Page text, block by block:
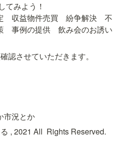
てみよう！
収益物件売買　紛争解決　不
事例の提供　飲み会のお誘い
認させていただきます。
市況とか
, 2021 All Rights Reserved.